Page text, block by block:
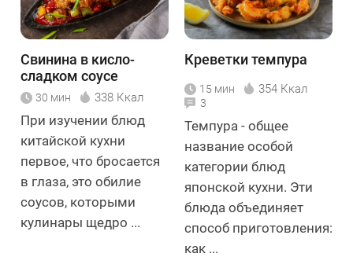
Свинина в кисло-
сладком соусе
30 мин 338 Ккал
При изучении блюд
китайской кухни
первое, что бросается
в глаза, это обилие
соусов, которыми
кулинары щедро ...
Креветки темпура
15 мин 354 Ккал
3
Темпура - общее
название особой
категории блюд
японской кухни. Эти
блюда объединяет
способ приготовления:
как ...